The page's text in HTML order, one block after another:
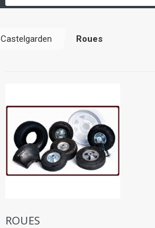
Castelgarden Roues
ROUES